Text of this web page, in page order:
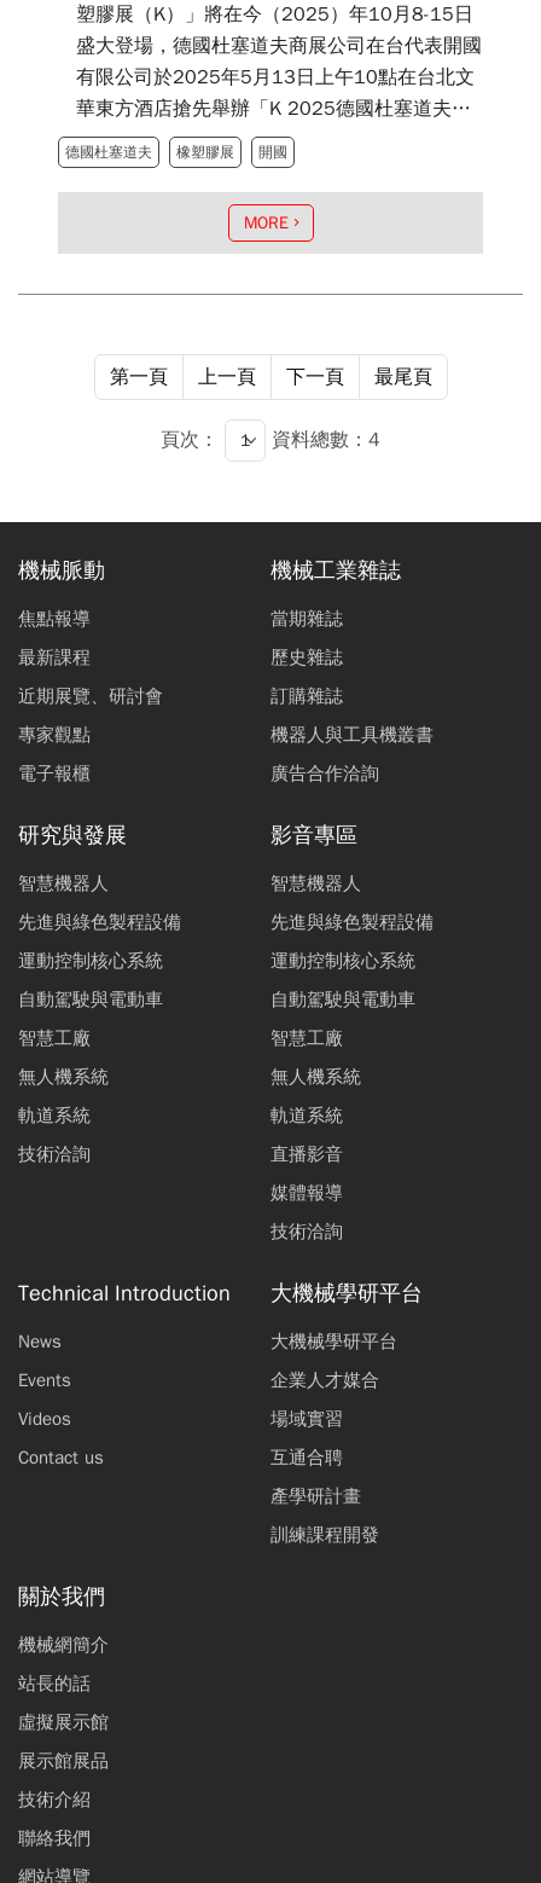
塑膠展（K）」將在今（2025）年10月8-15日
盛大登場，德國杜塞道夫商展公司在台代表開國
有限公司於2025年5月13日上午10點在台北文
華東方酒店搶先舉辦「K 2025德國杜塞道夫國
際橡塑膠展產業趨勢說明會」。
德國杜塞道夫 橡塑膠展 開國
MORE
第一頁 上一頁 下一頁 最尾頁
頁次： 資料總數：4
機械脈動
焦點報導
最新課程
近期展覽、研討會
專家觀點
電子報櫃
機械工業雜誌
當期雜誌
歷史雜誌
訂購雜誌
機器人與工具機叢書
廣告合作洽詢
研究與發展
智慧機器人
先進與綠色製程設備
運動控制核心系統
自動駕駛與電動車
智慧工廠
無人機系統
軌道系統
技術洽詢
影音專區
智慧機器人
先進與綠色製程設備
運動控制核心系統
自動駕駛與電動車
智慧工廠
無人機系統
軌道系統
直播影音
媒體報導
技術洽詢
Technical Introduction
News
Events
Videos
Contact us
大機械學研平台
大機械學研平台
企業人才媒合
場域實習
互通合聘
產學研計畫
訓練課程開發
關於我們
機械網簡介
站長的話
虛擬展示館
展示館展品
技術介紹
聯絡我們
網站導覽